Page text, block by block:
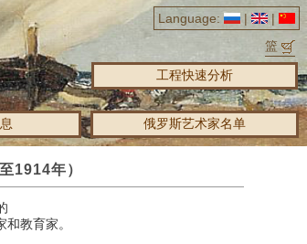
Language: |
|
篮
工程快速分析
俄罗斯艺术家名单
1914年）
教育家。